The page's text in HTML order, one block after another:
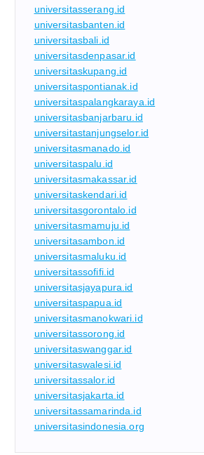
universitasserang.id
universitasbanten.id
universitasbali.id
universitasdenpasar.id
universitaskupang.id
universitaspontianak.id
universitaspalangkaraya.id
universitasbanjarbaru.id
universitastanjungselor.id
universitasmanado.id
universitaspalu.id
universitasmakassar.id
universitaskendari.id
universitasgorontalo.id
universitasmamuju.id
universitasambon.id
universitasmaluku.id
universitassofifi.id
universitasjayapura.id
universitaspapua.id
universitasmanokwari.id
universitassorong.id
universitaswanggar.id
universitaswalesi.id
universitassalor.id
universitasjakarta.id
universitassamarinda.id
universitasindonesia.org